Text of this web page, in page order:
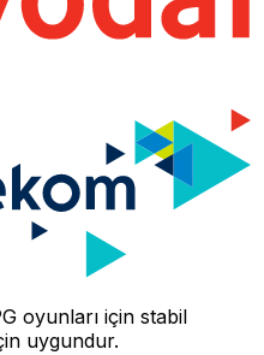
oyunları için stabil
uygundur.